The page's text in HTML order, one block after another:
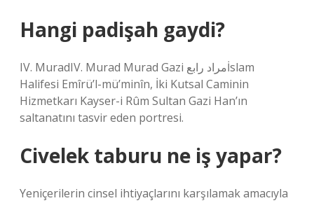
Hangi padişah gaydi?
IV. MuradIV. Murad Murad Gazi مراد رابعİslam
Halifesi Emîrü’l-mü’minîn, İki Kutsal Caminin
Hizmetkarı Kayser-i Rûm Sultan Gazi Han’ın
saltanatını tasvir eden portresi.
Civelek taburu ne iş yapar?
Yeniçerilerin cinsel ihtiyaçlarını karşılamak amacıyla